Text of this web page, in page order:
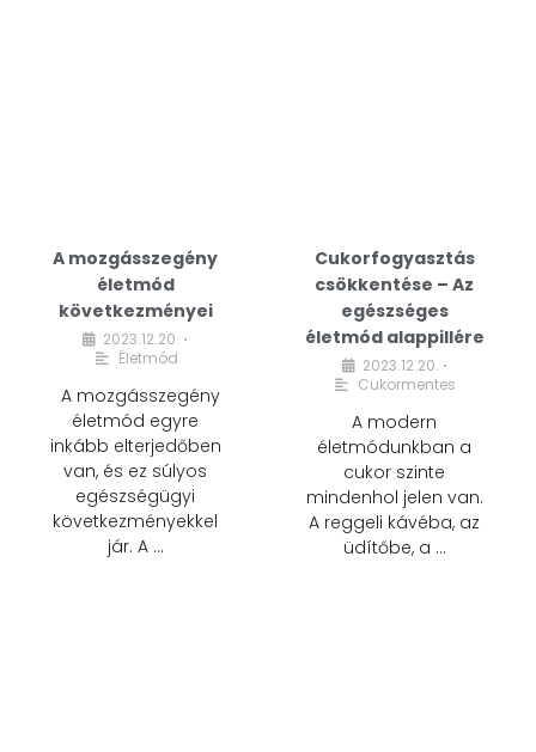
A mozgásszegény
életmód
következményei
2023.12.20. •
Életmód
A mozgásszegény
életmód egyre
inkább elterjedőben
van, és ez súlyos
egészségügyi
következményekkel
jár. A …
Cukorfogyasztás
csökkentése – Az
egészséges
életmód alappillére
2023.12.20. •
Cukormentes
A modern
életmódunkban a
cukor szinte
mindenhol jelen van.
A reggeli kávéba, az
üdítőbe, a …